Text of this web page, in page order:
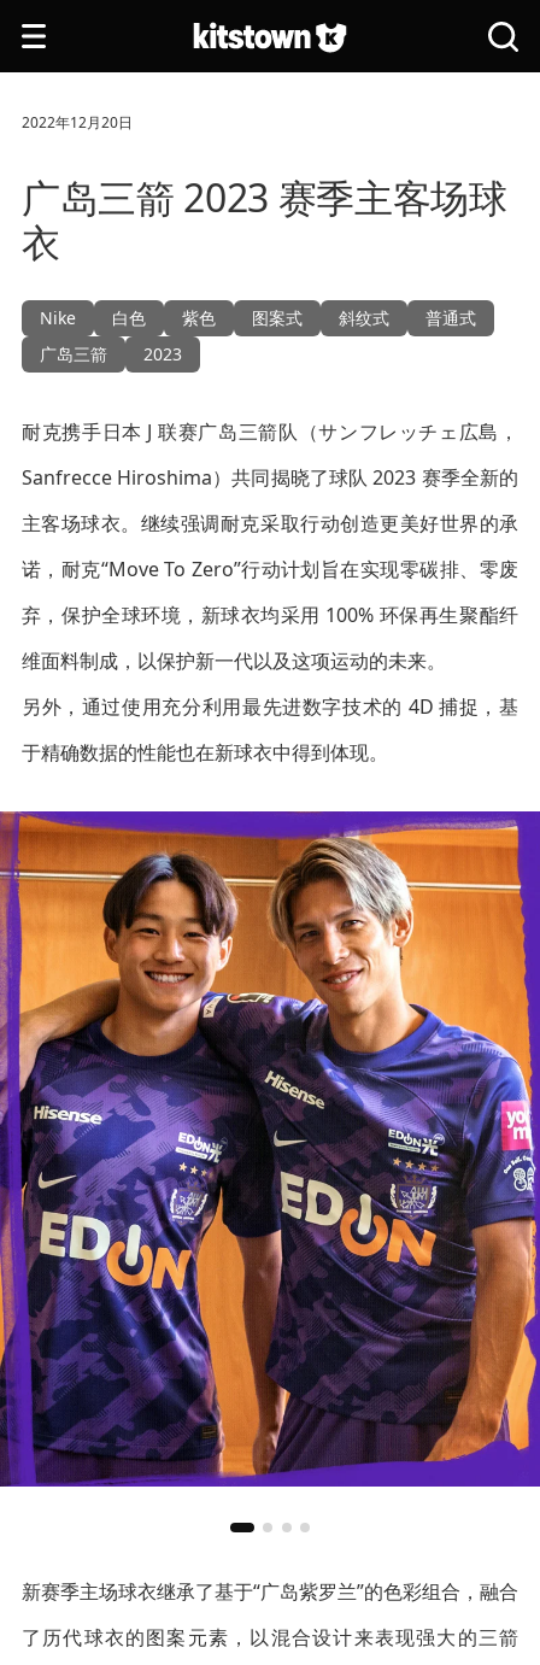
打
开
航
搜
索
2022年12月20日
广岛三箭 2023 赛季主客场球
衣
Nike 白色 紫色 图案式 斜纹式
普通式
广岛三箭
2023
耐克携手日本 J 联赛广岛三箭队（サンフレッチェ広島，
Sanfrecce Hiroshima）共同揭晓了球队 2023 赛季全新的
主客场球衣。继续强调耐克采取行动创造更美好世界的承
诺，耐克“Move To Zero”行动计划旨在实现零碳排、零废
弃，保护全球环境，新球衣均采用 100% 环保再生聚酯纤
维面料制成，以保护新一代以及这项运动的未来。
另外，通过使用充分利用最先进数字技术的 4D 捕捉，基
于精确数据的性能也在新球衣中得到体现。
新赛季主场球衣继承了基于“广岛紫罗兰”的色彩组合，融合
了历代球衣的图案元素，以混合设计来表现强大的三箭